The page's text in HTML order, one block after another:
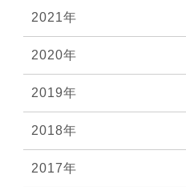
2021年
2020年
2019年
2018年
2017年